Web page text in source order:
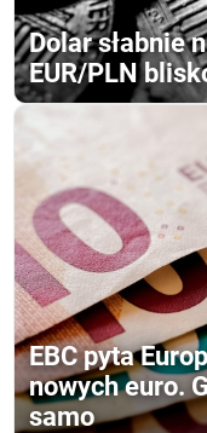
Dolar słabnie
EUR/PLN
EBC pyta
nowych euro.
samo